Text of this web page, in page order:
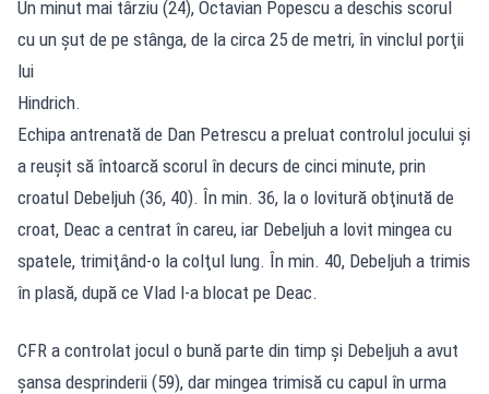
Un minut mai târziu (24), Octavian Popescu a deschis scorul
cu un şut de pe stânga, de la circa 25 de metri, în vinclul porţii
lui
Hindrich.
Echipa antrenată de Dan Petrescu a preluat controlul jocului şi
a reuşit să întoarcă scorul în decurs de cinci minute, prin
croatul Debeljuh (36, 40). În min. 36, la o lovitură obţinută de
croat, Deac a centrat în careu, iar Debeljuh a lovit mingea cu
spatele, trimiţând-o la colţul lung. În min. 40, Debeljuh a trimis
în plasă, după ce Vlad l-a blocat pe Deac.
CFR a controlat jocul o bună parte din timp şi Debeljuh a avut
şansa desprinderii (59), dar mingea trimisă cu capul în urma